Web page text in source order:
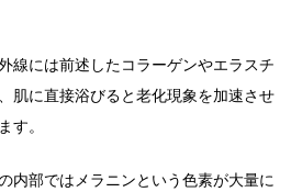
線には前述したコラーゲンやエラスチ
肌に直接浴びると老化現象を加速させ
す。
内部ではメラニンという色素が大量に